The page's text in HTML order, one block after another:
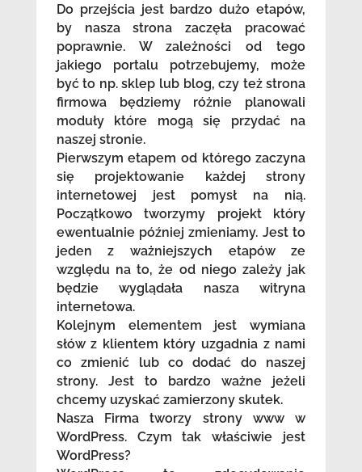
Do przejścia jest bardzo dużo etapów,
by nasza strona zaczęła pracować
poprawnie. W zależności od tego
jakiego portalu potrzebujemy, może
być to np. sklep lub blog, czy też strona
firmowa będziemy różnie planowali
moduły które mogą się przydać na
naszej stronie.
Pierwszym etapem od którego zaczyna
się projektowanie każdej strony
internetowej jest pomysł na nią.
Początkowo tworzymy projekt który
ewentualnie później zmieniamy. Jest to
jeden z ważniejszych etapów ze
względu na to, że od niego zależy jak
będzie wyglądała nasza witryna
internetowa.
Kolejnym elementem jest wymiana
słów z klientem który uzgadnia z nami
co zmienić lub co dodać do naszej
strony. Jest to bardzo ważne jeżeli
chcemy uzyskać zamierzony skutek.
Nasza Firma tworzy strony www w
WordPress. Czym tak właściwie jest
WordPress?